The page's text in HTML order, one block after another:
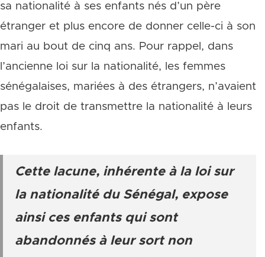
sa nationalité à ses enfants nés d’un père
étranger et plus encore de donner celle-ci à son
mari au bout de cinq ans. Pour rappel, dans
l’ancienne loi sur la nationalité, les femmes
sénégalaises, mariées à des étrangers, n’avaient
pas le droit de transmettre la nationalité à leurs
enfants.
Cette lacune, inhérente à la loi sur
la nationalité du Sénégal, expose
ainsi ces enfants qui sont
abandonnés à leur sort non